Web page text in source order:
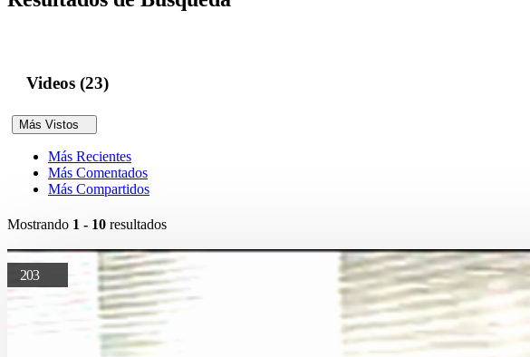
Videos (23)
Más Vistos
Más Recientes
Más Comentados
Más Compartidos
Mostrando 1 - 10 resultados
203